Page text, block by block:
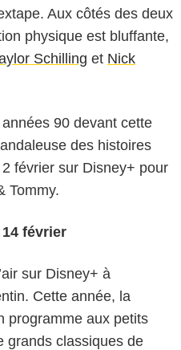
Aux côtés des deux
physique est bluffante,
Schilling et Nick
90 devant cette
des histoires
février sur Disney+ pour
Tommy.
février
sur Disney+ à
Cette année, la
programme aux petits
grands classiques de